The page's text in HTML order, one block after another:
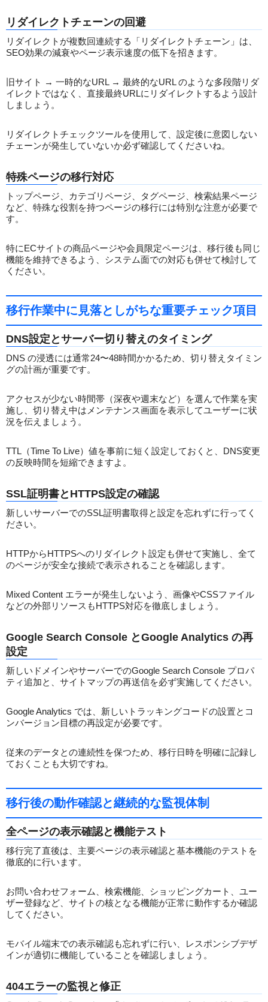
リダイレクトチェーンの回避
リダイレクトが複数回連続する「リダイレクトチェーン」は、
SEO効果の減衰やページ表示速度の低下を招きます。
旧サイト → 一時的なURL → 最終的なURL のような多段階リダ
イレクトではなく、直接最終URLにリダイレクトするよう設計
しましょう。
リダイレクトチェックツールを使用して、設定後に意図しない
チェーンが発生していないか必ず確認してくださいね。
特殊ページの移行対応
トップページ、カテゴリページ、タグページ、検索結果ページ
など、特殊な役割を持つページの移行には特別な注意が必要で
す。
特にECサイトの商品ページや会員限定ページは、移行後も同じ
機能を維持できるよう、システム面での対応も併せて検討して
ください。
移行作業中に見落としがちな重要チェック項目
DNS設定とサーバー切り替えのタイミング
DNS の浸透には通常24〜48時間かかるため、切り替えタイミン
グの計画が重要です。
アクセスが少ない時間帯（深夜や週末など）を選んで作業を実
施し、切り替え中はメンテナンス画面を表示してユーザーに状
況を伝えましょう。
TTL（Time To Live）値を事前に短く設定しておくと、DNS変更
の反映時間を短縮できますよ。
SSL証明書とHTTPS設定の確認
新しいサーバーでのSSL証明書取得と設定を忘れずに行ってく
ださい。
HTTPからHTTPSへのリダイレクト設定も併せて実施し、全て
のページが安全な接続で表示されることを確認します。
Mixed Content エラーが発生しないよう、画像やCSSファイル
などの外部リソースもHTTPS対応を徹底しましょう。
Google Search Console とGoogle Analytics の再
設定
新しいドメインやサーバーでのGoogle Search Console プロパ
ティ追加と、サイトマップの再送信を必ず実施してください。
Google Analytics では、新しいトラッキングコードの設置とコ
ンバージョン目標の再設定が必要です。
従来のデータとの連続性を保つため、移行日時を明確に記録し
ておくことも大切ですね。
移行後の動作確認と継続的な監視体制
全ページの表示確認と機能テスト
移行完了直後は、主要ページの表示確認と基本機能のテストを
徹底的に行います。
お問い合わせフォーム、検索機能、ショッピングカート、ユー
ザー登録など、サイトの核となる機能が正常に動作するか確認
してください。
モバイル端末での表示確認も忘れずに行い、レスポンシブデザ
インが適切に機能していることを確認しましょう。
404エラーの監視と修正